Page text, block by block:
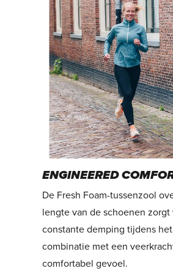
ENGINEERED
De Fresh Foam-tussenzool
lengte van de schoenen zorgt
constante demping tijdens
combinatie met een
comfortabel gevoel.